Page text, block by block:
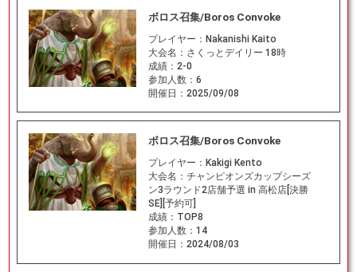
ボロス召集/Boros Convoke
プレイヤー： Nakanishi Kaito
大会名： さくっとデイリー 18時
成績： 2-0
参加人数： 6
開催日： 2025/09/08
ボロス召集/Boros Convoke
プレイヤー： Kakigi Kento
大会名： チャンピオンズカップシーズ
ン3ラウンド2店舗予選 in 高松店[決勝
SE][予約可]
成績： TOP8
参加人数： 14
開催日： 2024/08/03